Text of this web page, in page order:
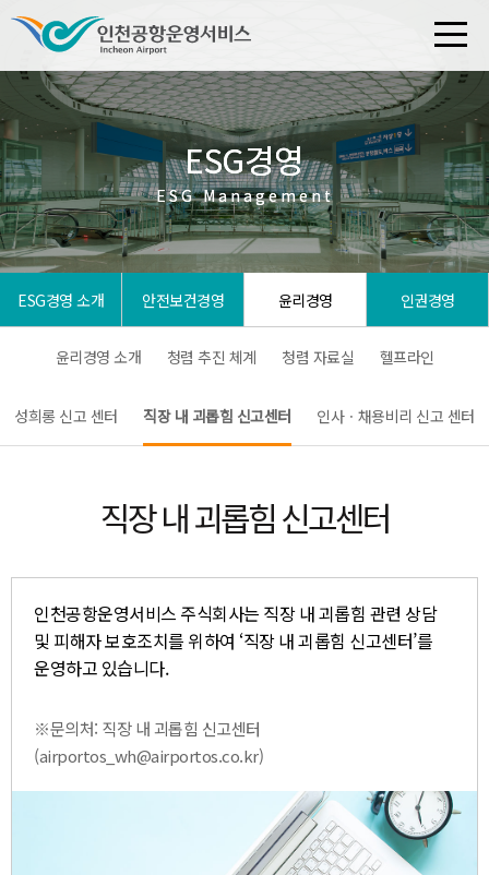
ESG경영 소개 안전보건경영 윤리경영 인권경영
ESG경영
ESG Management
윤리경영 소개 청렴 추진 체계 청렴 자료실 헬프라인
성희롱 신고 센터 직장 내 괴롭힘 신고센터 인사ㆍ채용비리 신고 센터
ESG경영
ESG Management
직장 내 괴롭힘 신고센터
인천공항운영서비스 주식회사는 직장 내 괴롭힘 관련 상담
및 피해자 보호조치를 위하여 ‘직장 내 괴롭힘 신고센터’를
운영하고 있습니다.
※문의처: 직장 내 괴롭힘 신고센터
(airportos_wh@airportos.co.kr)